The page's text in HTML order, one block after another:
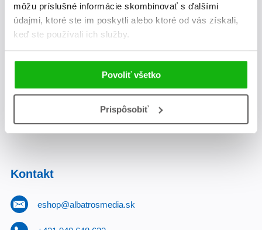
môžu príslušné informácie skombinovať s ďalšími
údajmi, ktoré ste im poskytli alebo ktoré od vás získali,
keď ste používali ich služby.
Povoliť všetko
Prispôsobiť
Zaujíma Vás, aký knižný hit práve vychádza, na aký tovar je
výhodná zľava, aká beží súťaž o ceny?Prihláste sa k odberu
našich e-mailových noviniek!
Vaša emailová adresa
Kontakt
eshop@albatrosmedia.sk